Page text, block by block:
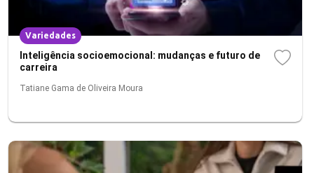
Variedades
Inteligência socioemocional: mudanças e futuro de
carreira
Tatiane Gama de Oliveira Moura